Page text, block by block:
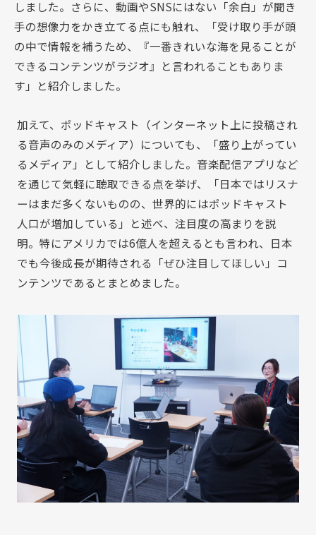
しました。さらに、動画やSNSにはない「余白」が聞き
手の想像力をかき立てる点にも触れ、「受け取り手が頭
の中で情報を補うため、『一番きれいな海を見ることが
できるコンテンツがラジオ』と言われることもありま
す」と紹介しました。
加えて、ポッドキャスト（インターネット上に投稿され
る音声のみのメディア）についても、「盛り上がってい
るメディア」として紹介しました。音楽配信アプリなど
を通じて気軽に聴取できる点を挙げ、「日本ではリスナ
ーはまだ多くないものの、世界的にはポッドキャスト
人口が増加している」と述べ、注目度の高まりを説
明。特にアメリカでは6億人を超えるとも言われ、日本
でも今後成長が期待される「ぜひ注目してほしい」コ
ンテンツであるとまとめました。